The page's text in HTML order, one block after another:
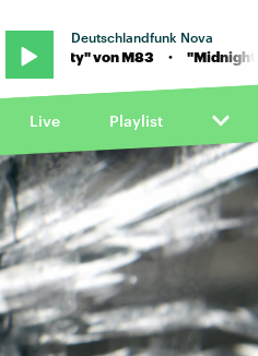
Deutschlandfunk Nova
M83 · "Midnight City" von M83
Live Playlist